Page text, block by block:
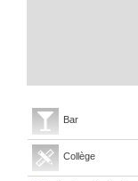
Bar
Collège